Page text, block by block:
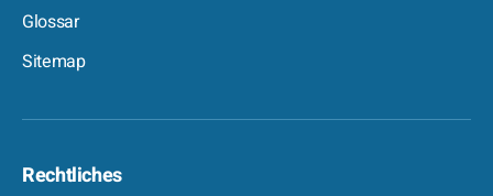
Glossar
Sitemap
Rechtliches